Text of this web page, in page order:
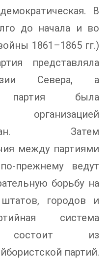
В
до начала и во
1861–1865 гг.)
представляла
Севера, а
партия была
южан. Затем
между партиями
прежнему ведут
борьбу на
городов и
система
состоит из
партий.